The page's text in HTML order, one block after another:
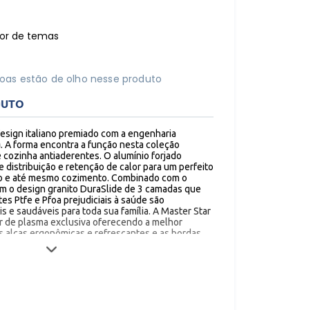
de temas
estão de olho nesse produto
italiano premiado com a engenharia
forma encontra a função nesta coleção
antiaderentes. O alumínio forjado
e retenção de calor para um perfeito
até mesmo cozimento. Combinado com o
o design granito DuraSlide de 3 camadas que
Ptfe e Pfoa prejudiciais à saúde são
e saudáveis para toda sua família. A Master Star
de plasma exclusiva oferecendo a melhor
alças ergonômicas e refrescantes e as bordas
o cozimento sem complicações. com
limpeza e durabilidade, as panelas Master Star
possui um fundo Homogêneo adaptando